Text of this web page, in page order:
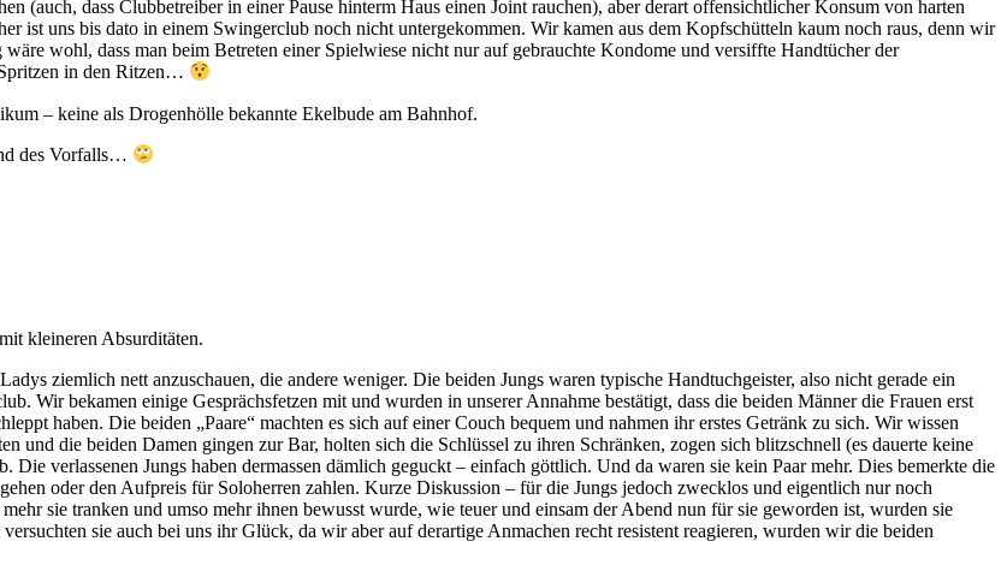
(auch, dass Clubbetreiber in einer Pause hinterm Haus einen Joint rauchen), aber derart offensichtlicher Konsum von harten
ist uns bis dato in einem Swingerclub noch nicht untergekommen. Wir kamen aus dem Kopfschütteln kaum noch raus, denn wir
wohl, dass man beim Betreten einer Spielwiese nicht nur auf gebrauchte Kondome und versiffte Handtücher der
in den Ritzen…
– keine als Drogenhölle bekannte Ekelbude am Bahnhof.
des Vorfalls…
kleineren Absurditäten.
ziemlich nett anzuschauen, die andere weniger. Die beiden Jungs waren typische Handtuchgeister, also nicht gerade ein
Wir bekamen einige Gesprächsfetzen mit und wurden in unserer Annahme bestätigt, dass die beiden Männer die Frauen erst
haben. Die beiden „Paare“ machten es sich auf einer Couch bequem und nahmen ihr erstes Getränk zu sich. Wir wissen
und die beiden Damen gingen zur Bar, holten sich die Schlüssel zu ihren Schränken, zogen sich blitzschnell (es dauerte keine
verlassenen Jungs haben dermassen dämlich geguckt – einfach göttlich. Und da waren sie kein Paar mehr. Dies bemerkte die
oder den Aufpreis für Soloherren zahlen. Kurze Diskussion – für die Jungs jedoch zwecklos und eigentlich nur noch
sie tranken und umso mehr ihnen bewusst wurde, wie teuer und einsam der Abend nun für sie geworden ist, wurden sie
sie auch bei uns ihr Glück, da wir aber auf derartige Anmachen recht resistent reagieren, wurden wir die beiden